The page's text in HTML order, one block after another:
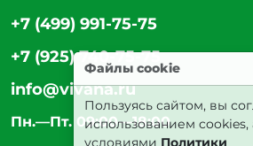
+7 (499) 991-75-75
+7 (925) 740-75-75
info@vivana.ru
Пн.—Пт. 09:00—18:00
Файлы cookie
Пользуясь сайтом, вы
использованием cookies,
условиями Политики